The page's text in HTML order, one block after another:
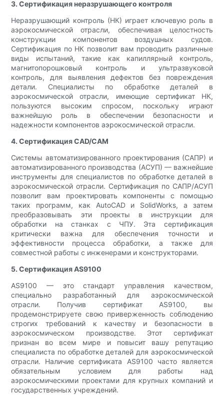
3. Сертификация неразрушающего контроля
Неразрушающий контроль (НК) играет ключевую роль в
аэрокосмической отрасли, обеспечивая целостность
конструкции компонентов воздушных судов.
Сертификация по НК позволит вам проводить различные
виды испытаний, такие как капиллярный контроль,
магнитопорошковый контроль и ультразвуковой
контроль, для выявления дефектов без повреждения
детали. Специалисты по обработке деталей в
аэрокосмической отрасли, имеющие сертификат НК,
пользуются высоким спросом, поскольку играют
важнейшую роль в обеспечении безопасности и
надежности компонентов аэрокосмической отрасли.
4. Сертификация CAD/CAM
Системы автоматизированного проектирования (САПР) и
автоматизированного производства (АСУП) — важнейшие
инструменты для специалистов по обработке деталей в
аэрокосмической отрасли. Сертификация по САПР/АСУП
позволит вам проектировать компоненты с помощью
таких программ, как AutoCAD и SolidWorks, а затем
преобразовывать эти проекты в инструкции для
обработки на станках с ЧПУ. Эта сертификация
критически важна для обеспечения точности и
эффективности процесса обработки, а также для
совместной работы с инженерами и конструкторами.
5. Сертификация AS9100
AS9100 — это стандарт управления качеством,
специально разработанный для аэрокосмической
отрасли. Получив сертификат AS9100, вы
продемонстрируете свою приверженность соблюдению
строгих требований к качеству и безопасности в
аэрокосмическом производстве. Этот сертификат
признан во всем мире и повысит вашу репутацию
специалиста по обработке деталей для аэрокосмической
отрасли. Наличие сертификата AS9100 часто является
обязательным условием для работы над
аэрокосмическими проектами для крупных компаний и
государственных учреждений.